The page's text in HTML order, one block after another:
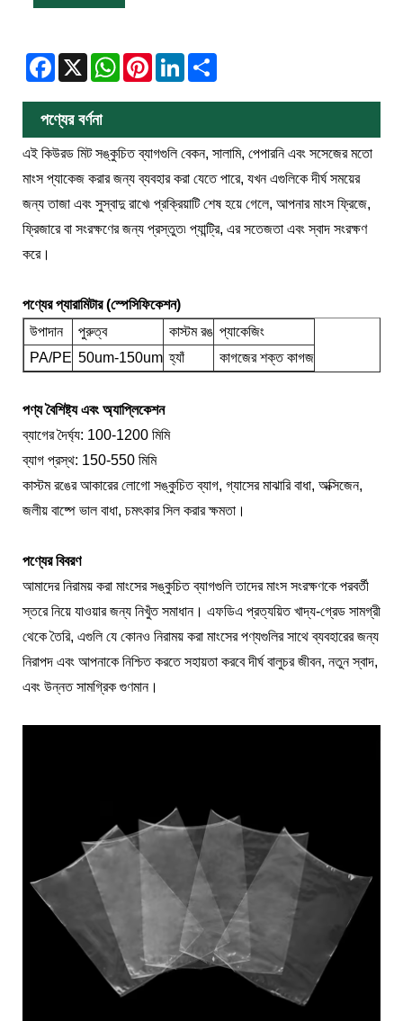
Facebook
X WhatsAppPinterestLinkedIn
পণ্যের বর্ণনা
এই কিউরড মিট সঙ্কুচিত ব্যাগগুলি বেকন, সালামি, পেপারনি এবং সসেজের মতো
মাংস প্যাকেজ করার জন্য ব্যবহার করা যেতে পারে, যখন এগুলিকে দীর্ঘ সময়ের
জন্য তাজা এবং সুস্বাদু রাখে৷ প্রক্রিয়াটি শেষ হয়ে গেলে, আপনার মাংস ফ্রিজে,
ফ্রিজারে বা সংরক্ষণের জন্য প্রস্তুত৷ প্যান্ট্রি, এর সতেজতা এবং স্বাদ সংরক্ষণ
করে।
পণ্যের প্যারামিটার (স্পেসিফিকেশন)
উপাদান
পুরুত্ব কাস্টম রঙ প্যাকেজিং
PA/PE 50um-150um হ্যাঁ কাগজের শক্ত কাগজ
পণ্য বৈশিষ্ট্য এবং অ্যাপ্লিকেশন
ব্যাগের দৈর্ঘ্য: 100-1200 মিমি
ব্যাগ প্রস্থ: 150-550 মিমি
কাস্টম রঙের আকারের লোগো সঙ্কুচিত ব্যাগ, গ্যাসের মাঝারি বাধা, অক্সিজেন,
জলীয় বাষ্পে ভাল বাধা, চমৎকার সিল করার ক্ষমতা।
পণ্যের বিবরণ
আমাদের নিরাময় করা মাংসের সঙ্কুচিত ব্যাগগুলি তাদের মাংস সংরক্ষণকে পরবর্তী
স্তরে নিয়ে যাওয়ার জন্য নিখুঁত সমাধান। এফডিএ প্রত্যয়িত খাদ্য-গ্রেড সামগ্রী
থেকে তৈরি, এগুলি যে কোনও নিরাময় করা মাংসের পণ্যগুলির সাথে ব্যবহারের জন্য
নিরাপদ এবং আপনাকে নিশ্চিত করতে সহায়তা করবে দীর্ঘ বালুচর জীবন, নতুন স্বাদ,
এবং উন্নত সামগ্রিক গুণমান।